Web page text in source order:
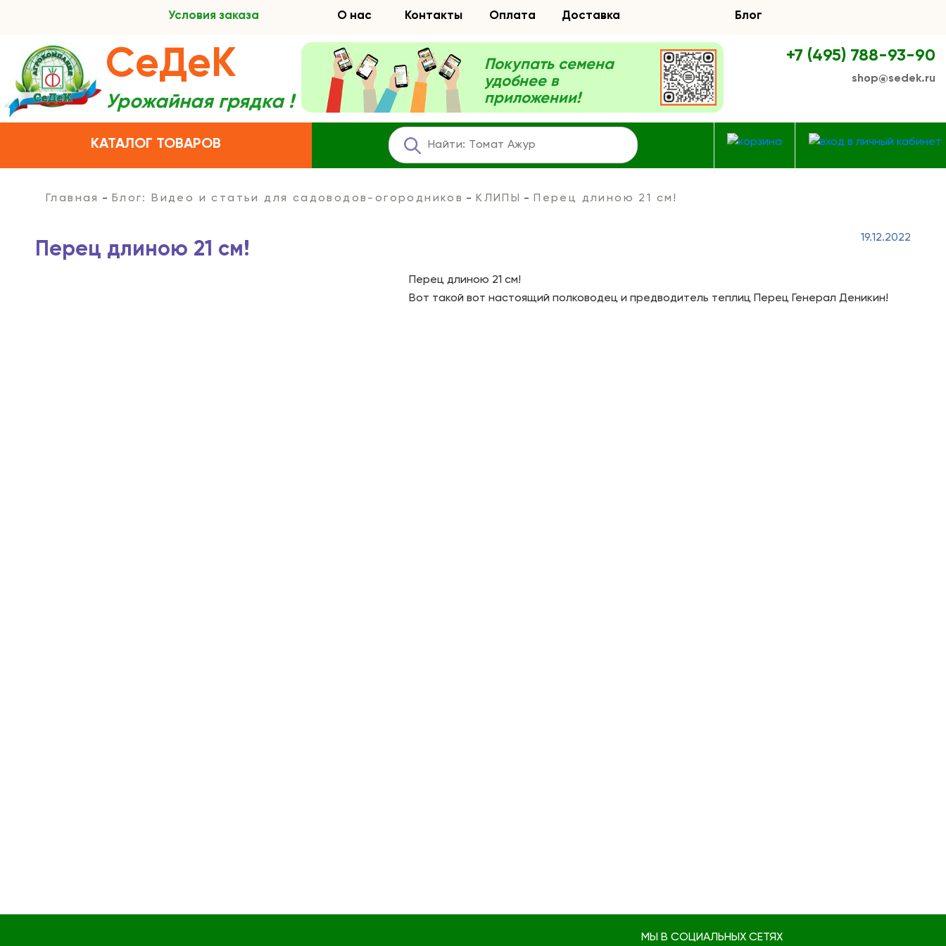
Условия заказа О нас Контакты Оплата Доставка Блог
КАТАЛОГ ТОВАРОВ
СеДеК
Урожайная грядка !
Покупать семена
удобнее в
приложении!
+7 (495) 788-93-90
shop@sedek.ru
Главная Блог: Видео и статьи для садоводов-огородников КЛИПЫ Перец длиною 21 см!
Перец длиною 21 см!
19.12.2022
Перец длиною 21 см!
Вот такой вот настоящий полководец и предводитель теплиц Перец Генерал Деникин!
МЫ В СОЦИАЛЬНЫХ СЕТЯХ